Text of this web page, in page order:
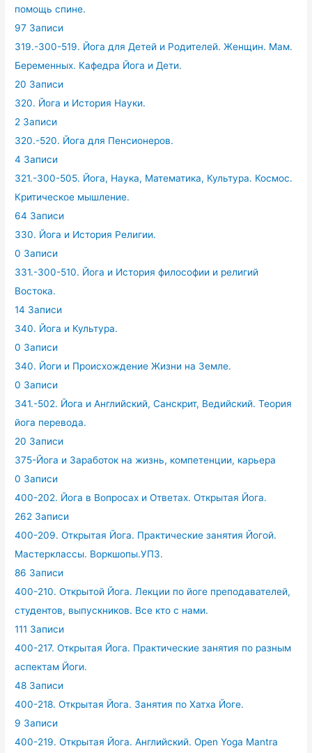
помощь спине.
97 Записи
319.-300-519. Йога для Детей и Родителей. Женщин. Мам.
Беременных. Кафедра Йога и Дети.
20 Записи
320. Йога и История Науки.
2 Записи
320.-520. Йога для Пенсионеров.
4 Записи
321.-300-505. Йога, Наука, Математика, Культура. Космос.
Критическое мышление.
64 Записи
330. Йога и История Религии.
0 Записи
331.-300-510. Йога и История философии и религий
Востока.
14 Записи
340. Йога и Культура.
0 Записи
340. Йоги и Происхождение Жизни на Земле.
0 Записи
341.-502. Йога и Английский, Санскрит, Ведийский. Теория
йога перевода.
20 Записи
375-Йога и Заработок на жизнь, компетенции, карьера
0 Записи
400-202. Йога в Вопросах и Ответах. Открытая Йога.
262 Записи
400-209. Открытая Йога. Практические занятия Йогой.
Мастерклассы. Воркшопы.УПЗ.
86 Записи
400-210. Открытой Йога. Лекции по йоге преподавателей,
студентов, выпускников. Все кто с нами.
111 Записи
400-217. Открытая Йога. Практические занятия по разным
аспектам Йоги.
48 Записи
400-218. Открытая Йога. Занятия по Хатха Йоге.
9 Записи
400-219. Открытая Йога. Английский. Open Yoga Mantra